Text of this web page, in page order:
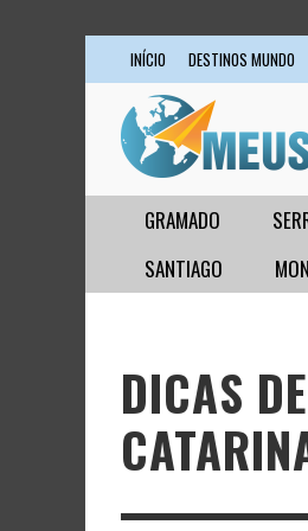
INÍCIO DESTINOS MUNDO
GRAMADO
SANTIAGO
DICAS